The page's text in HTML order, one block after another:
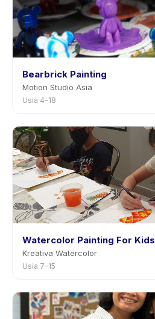
Bearbrick Painting
Motion Studio Asia
Usia 4–18
Watercolor Painting For Kids
Kreativa Watercolor
Usia 7–15